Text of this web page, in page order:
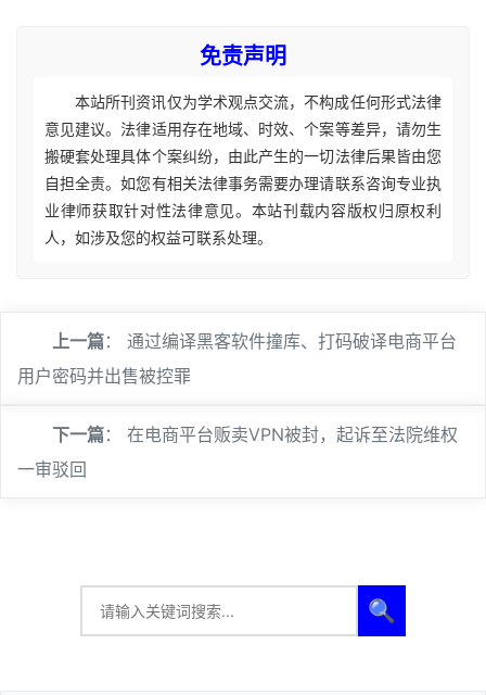
免责声明
本站所刊资讯仅为学术观点交流，不构成任何形式法律
意见建议。法律适用存在地域、时效、个案等差异，请勿生
搬硬套处理具体个案纠纷，由此产生的一切法律后果皆由您
自担全责。如您有相关法律事务需要办理请联系咨询专业执
业律师获取针对性法律意见。本站刊载内容版权归原权利
人，如涉及您的权益可联系处理。
上一篇： 通过编译黑客软件撞库、打码破译电商平台
用户密码并出售被控罪
下一篇： 在电商平台贩卖VPN被封，起诉至法院维权
一审驳回
🔍